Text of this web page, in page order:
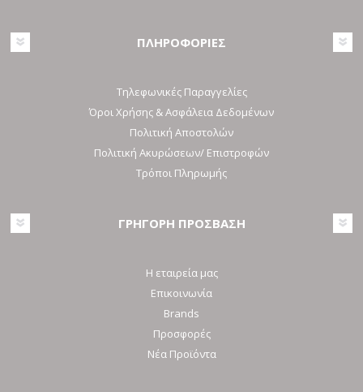
ΠΛΗΡΟΦΟΡΙΕΣ
Τηλεφωνικές Παραγγελίες
Όροι Χρήσης & Ασφάλεια Δεδομένων
Πολιτική Αποστολών
Πολιτική Ακυρώσεων/ Επιστροφών
Τρόποι Πληρωμής
ΓΡΗΓΟΡΗ ΠΡΟΣΒΑΣΗ
Η εταιρεία μας
Επικοινωνία
Brands
Προσφορές
Νέα Προϊόντα